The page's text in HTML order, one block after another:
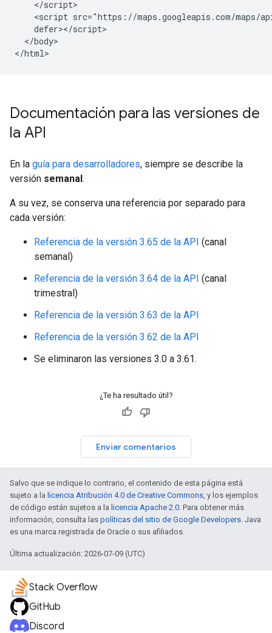
    </script>
<script src="https://maps.googleapis.com/maps/
    defer></script>
  </body>
</html>
Documentación para las versiones de
la API
En la guía para desarrolladores, siempre se describe la
versión semanal.
A su vez, se conserva una referencia por separado para
cada versión:
Referencia de la versión 3.65 de la API (canal
semanal)
Referencia de la versión 3.64 de la API (canal
trimestral)
Referencia de la versión 3.63 de la API
Referencia de la versión 3.62 de la API
Se eliminaron las versiones 3.0 a 3.61.
¿Te ha resultado útil?
Enviar comentarios
Salvo que se indique lo contrario, el contenido de esta página está
sujeto a la licencia Atribución 4.0 de Creative Commons, y los ejemplos
de código están sujetos a la licencia Apache 2.0. Para obtener más
información, consulta las políticas del sitio de Google Developers. Java
es una marca registrada de Oracle o sus afiliados.
Última actualización: 2026-07-09 (UTC)
Stack Overflow
GitHub
Discord